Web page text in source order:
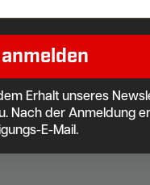
TX
Erhalt unseres
Nach der Anmeldung
E-Mail.